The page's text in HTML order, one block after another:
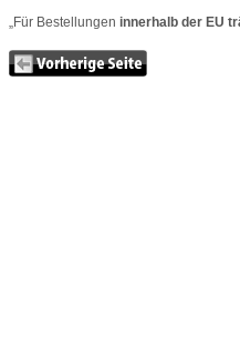
„Für Bestellungen innerhalb der EU